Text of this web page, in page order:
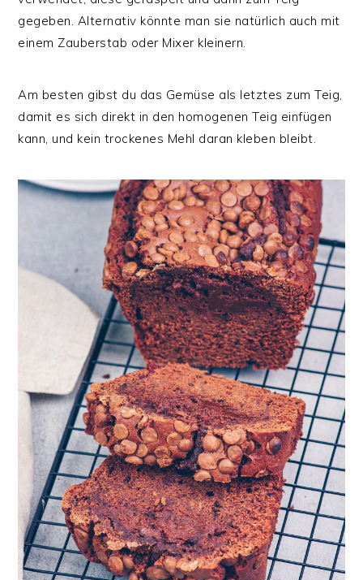
gegeben. Alternativ könnte man sie natürlich auch mit
einem Zauberstab oder Mixer kleinern.
Am besten gibst du das Gemüse als letztes zum Teig,
damit es sich direkt in den homogenen Teig einfügen
kann, und kein trockenes Mehl daran kleben bleibt.